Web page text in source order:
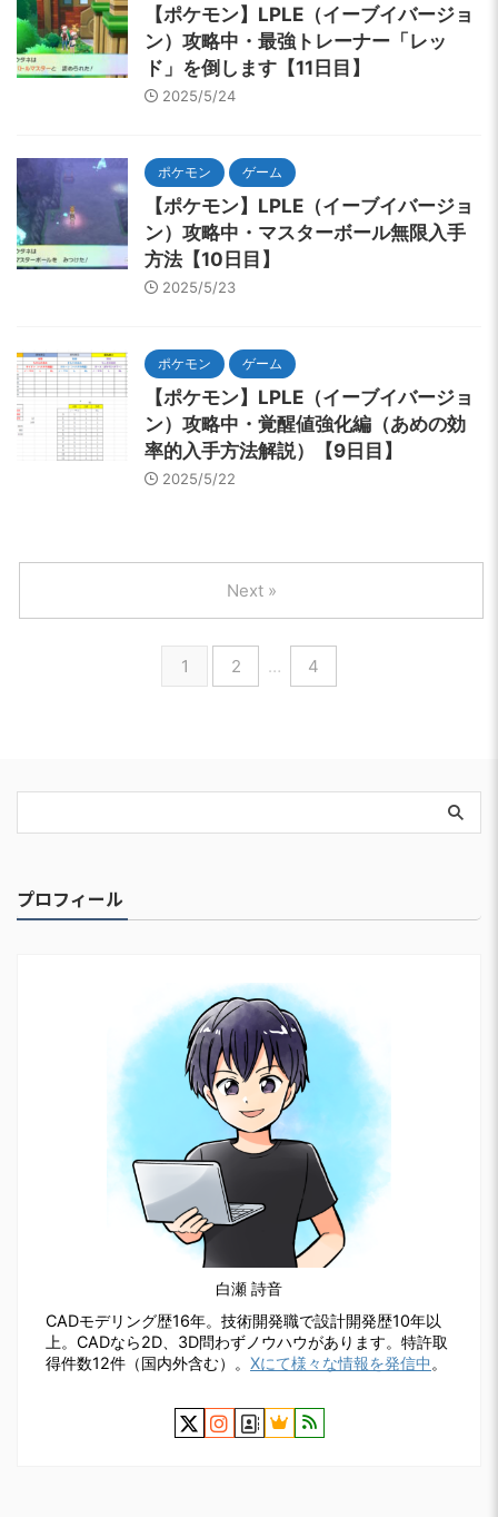
【ポケモン】LPLE（イーブイバージョ
ン）攻略中・最強トレーナー「レッ
ド」を倒します【11日目】
2025/5/24
ポケモン ゲーム
【ポケモン】LPLE（イーブイバージョ
ン）攻略中・マスターボール無限入手
方法【10日目】
2025/5/23
ポケモン ゲーム
【ポケモン】LPLE（イーブイバージョ
ン）攻略中・覚醒値強化編（あめの効
率的入手方法解説）【9日目】
2025/5/22
1 2 … 4
Next »
プロフィール
白瀬 詩音
CADモデリング歴16年。技術開発職で設計開発歴10年以
上。CADなら2D、3D問わずノウハウがあります。特許取
得件数12件（国内外含む）。 Xにて様々な情報を発信中 。